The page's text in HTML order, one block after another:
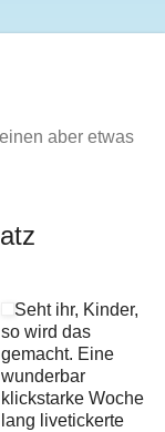
aber etwas
Seht ihr, Kinder,
so wird das
gemacht. Eine
wunderbar
klickstarke Woche
lang livetickerte